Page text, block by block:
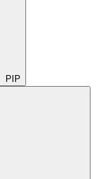
PIP